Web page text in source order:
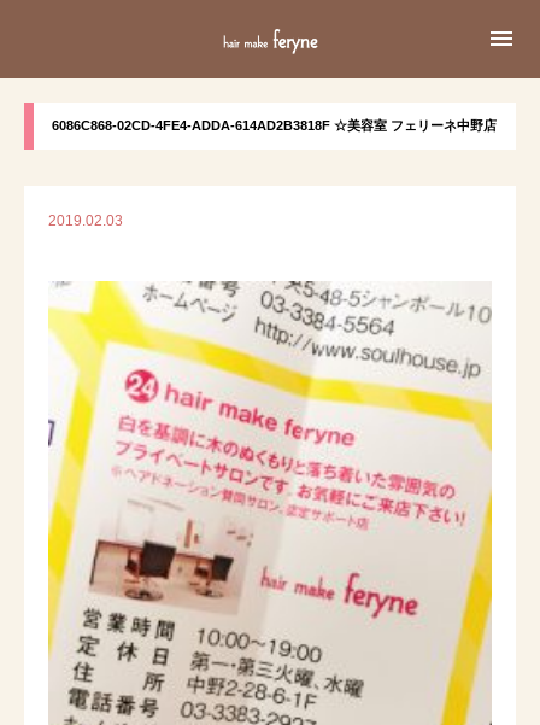

6086C868-02CD-4FE4-ADDA-614AD2B3818F ☆美容室 フェリーネ中野店
2019.02.03